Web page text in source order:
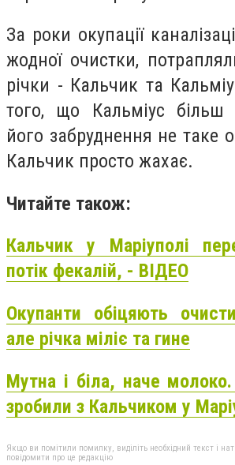
За роки окупації
жодної очистки,
річки - Кальчик та
того, що Кальміус більш
його забруднення не таке
Кальчик просто жахає.
Читайте також:
Кальчик у Маріуполі
потік фекалій, - ВІДЕО
Окупанти обіцяють
але річка міліє та гине
Мутна і біла, наче
зробили з Кальчиком у
Якщо ви помітили помилку, виділіть необхідний текст і
повідомити про це редакцію